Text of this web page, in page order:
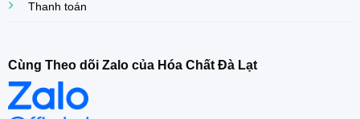
Thanh toán
Cùng Theo dõi Zalo của Hóa Chất Đà Lạt